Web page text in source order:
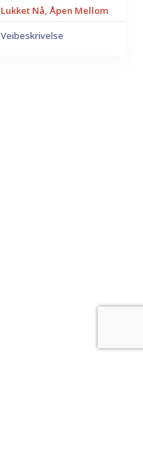
Lukket Nå, Åpen Mellom
Veibeskrivelse